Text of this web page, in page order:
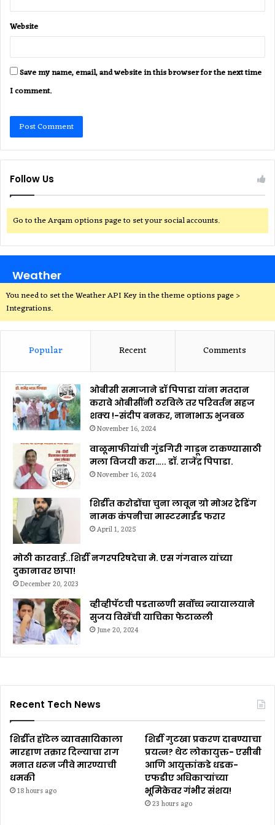
Website
Save my name, email, and website in this browser for the next time
I comment.
Follow Us
Go to the Arqam options page to set your social accounts.
Weather
You need to set the Weather API Key in the theme options page >
Integrations.
Popular Recent Comments
ओबीसी समाजाने डॉ पिपाडा यांना मतदान
करावे ओबीसींनी ठरविले तर परिवर्तन सहज
शक्य !-संदीप बनकर, नानाभाऊ भुजबळ
November 16, 2024
वाळूमाफीयांची गुंडगिरी गाडून टाकण्यासाठी
मला विजयी करा….. डॉ. राजेंद्र पिपाडा.
November 16, 2024
शिर्डीत करोडोंचा चुना लावून ग्रो मोअर ट्रेडिंग
नामक कंपनीचा मास्टरमाईंड फरार
April 1, 2025
मोठी कारवाई..शिर्डी नगरपरिषदेचा मे. एस गंगवाल यांच्या
दुकानावर छापा!
December 20, 2023
व्हीव्हीपॅटची पडताळणी सर्वोच्च न्यायालयाने
सुजय विखेंची याचिका फेटाळली
June 20, 2024
Recent Tech News
शिर्डीत हॉटेल व्यावसायिकाला
मारहाण तक्रार दिल्याचा राग
मनात धरून जीवे मारण्याची
धमकी
18 hours ago
शिर्डी गुटखा प्रकरण दाबण्याचा
प्रयत्न? थेट लोकायुक्त- एसीबी
आणि आयुक्तांकडे धडक-
एफडीए अधिकाऱ्यांच्या
भूमिकेवर गंभीर संशय!
23 hours ago